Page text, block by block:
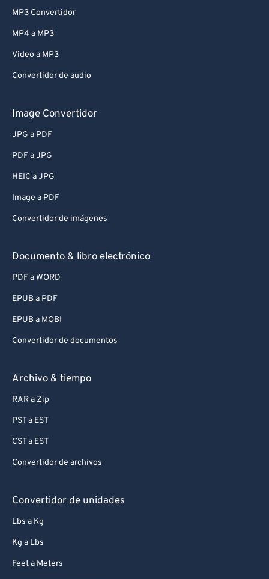
MP3 Convertidor
MP4 a MP3
Video a MP3
Convertidor de audio
Image Convertidor
JPG a PDF
PDF a JPG
HEIC a JPG
Image a PDF
Convertidor de imágenes
Documento & libro electrónico
PDF a WORD
EPUB a PDF
EPUB a MOBI
Convertidor de documentos
Archivo & tiempo
RAR a Zip
PST a EST
CST a EST
Convertidor de archivos
Convertidor de unidades
Lbs a Kg
Kg a Lbs
Feet a Meters